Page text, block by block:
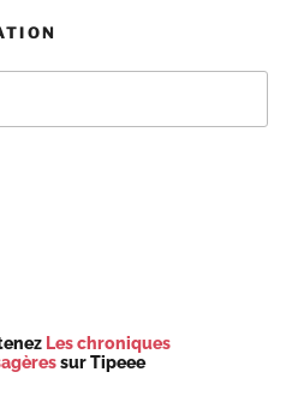
Les chroniques
sur Tipeee